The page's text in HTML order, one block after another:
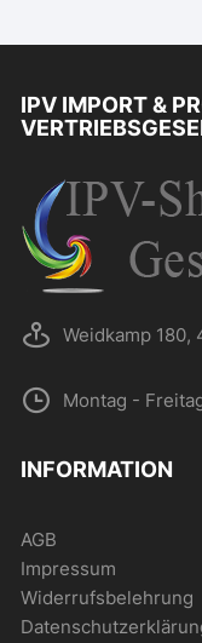
IPV IMPORT &
Weidkamp 180,
Montag -
INFORMATION
AGB
Impressum
Widerrufsbelehrung